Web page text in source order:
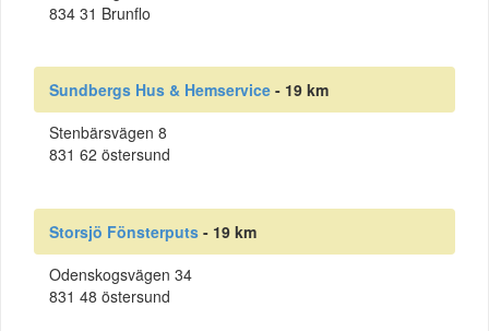
834 31 Brunflo
Sundbergs Hus & Hemservice - 19 km
Stenbärsvägen 8
831 62 östersund
Storsjö Fönsterputs - 19 km
Odenskogsvägen 34
831 48 östersund